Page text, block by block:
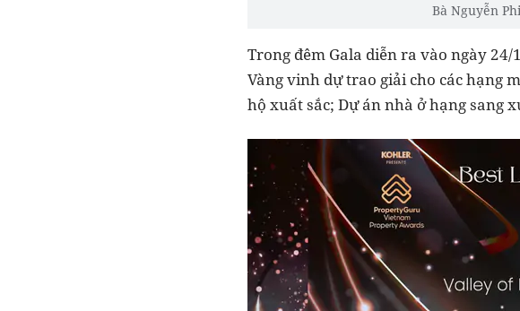
Bà Nguyễn
Trong đêm Gala diễn ra vào ngày
Vàng vinh dự trao giải cho các hạng
hộ xuất sắc; Dự án nhà ở hạng sang